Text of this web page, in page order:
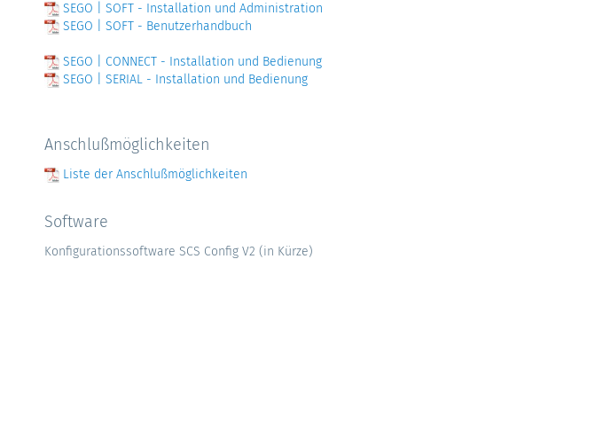
SEGO | SOFT - Installation und Administration
SEGO | SOFT - Benutzerhandbuch
SEGO | CONNECT - Installation und Bedienung
SEGO | SERIAL - Installation und Bedienung
Anschlußmöglichkeiten
Liste der Anschlußmöglichkeiten
Software
Konfigurationssoftware SCS Config V2 (in Kürze)